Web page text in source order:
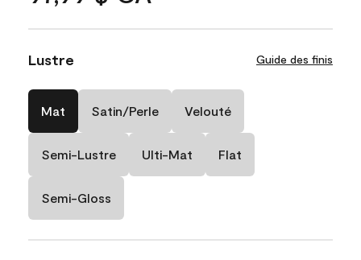
Lustre Guide des finis
Mat Satin/Perle Velouté
Semi-Lustre Ulti-Mat Flat
Semi-Gloss